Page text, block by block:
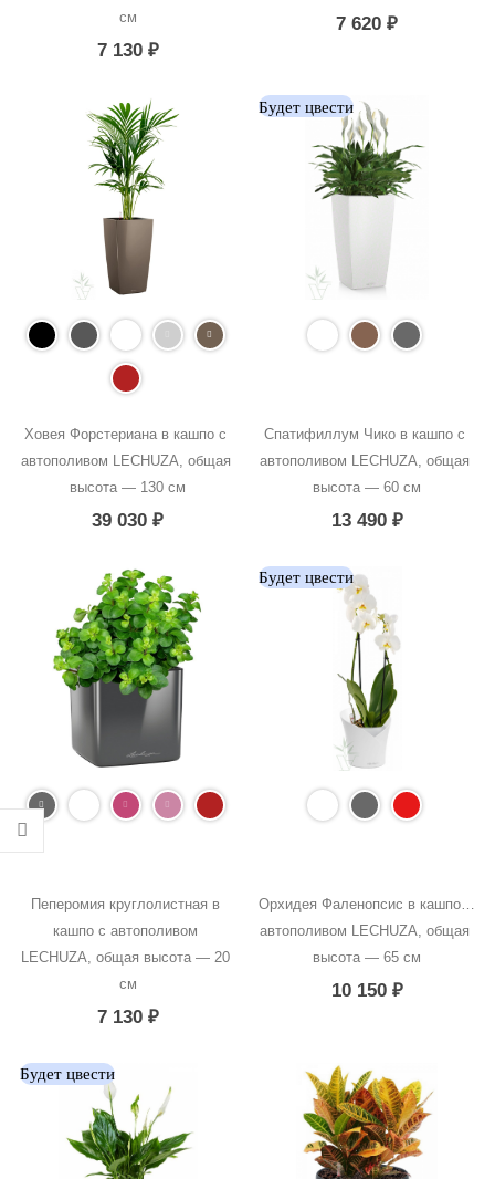
см
7 130 ₽
7 620₽
Ховея Форстериана в кашпо с
автополивом LECHUZA, общая
высота — 130 см
39 030₽
Будет цвести
Спатифиллум Чико в кашпо с
автополивом LECHUZA, общая
высота — 60 см
13 490 ₽
Пеперомия круглолистная в
кашпо с автополивом
LECHUZA, общая высота — 20
см
7 130 ₽
Будет цвести
Орхидея Фаленопсис в кашпо с
автополивом LECHUZA, общая
высота — 65 см
10 150 ₽
Будет цвести